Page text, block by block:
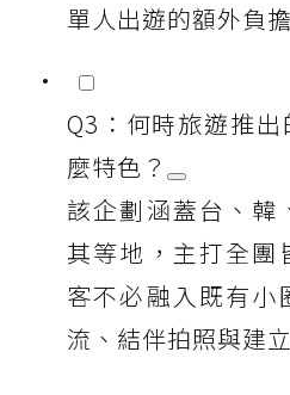
單人出遊的額外負
Q3：何時旅遊推
麼特色？
該企劃涵蓋台、韓
其等地，主打全團
客不必融入既有小
流、結伴拍照與建